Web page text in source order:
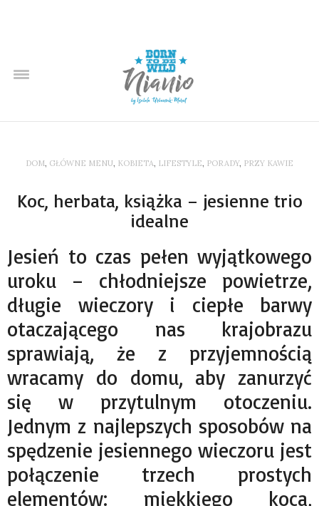
DOM, GŁÓWNE MENU, KOBIETA, LIFESTYLE, PORADY, PRZY KAWIE
Koc, herbata, książka – jesienne trio
idealne
Jesień to czas pełen wyjątkowego
uroku – chłodniejsze powietrze,
długie wieczory i ciepłe barwy
otaczającego nas krajobrazu
sprawiają, że z przyjemnością
wracamy do domu, aby zanurzyć
się w przytulnym otoczeniu.
Jednym z najlepszych sposobów na
spędzenie jesiennego wieczoru jest
połączenie trzech prostych
elementów: miękkiego koca,